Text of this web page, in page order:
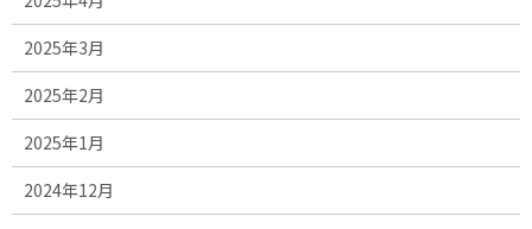
2025年3月
2025年2月
2025年1月
2024年12月